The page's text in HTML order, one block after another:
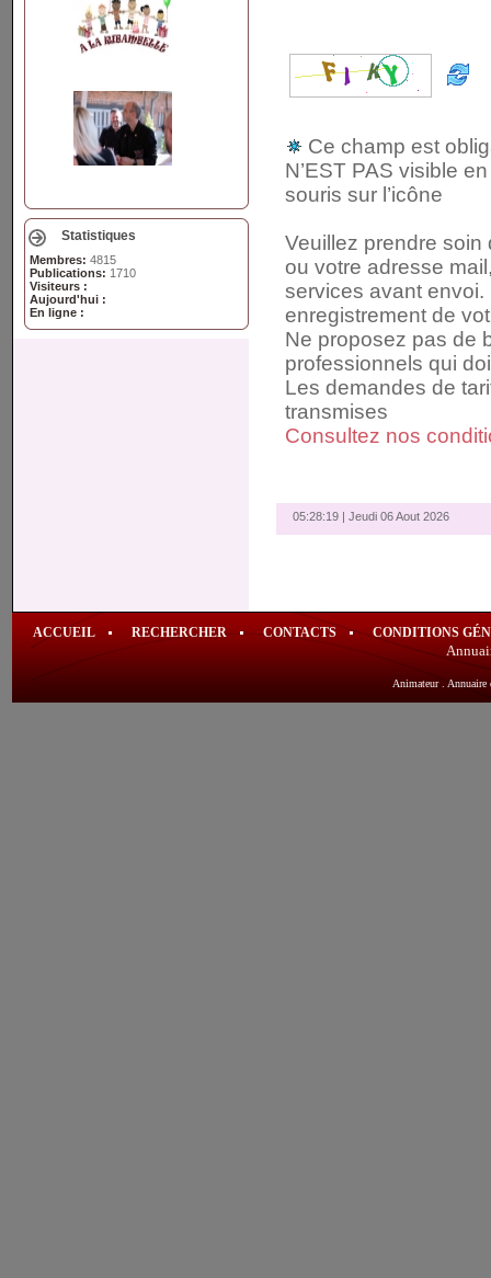
Statistiques
Membres: 4815
Publications: 1710
Visiteurs :
Aujourd'hui :
En ligne :
Ce champ est
N’EST PAS visible
souris sur l’icône
Veuillez prendre soin
ou votre adresse
services avant
enregistrement de
Ne proposez pas de
professionnels qui
Les demandes de
transmises
Consultez nos
05:28:19 | Jeudi 06 Aout 2026
ACCUEIL RECHERCHER CONTACTS CONDITIONS
Animateur. Annuaire